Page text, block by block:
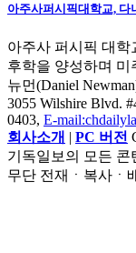
아주사퍼시픽대학교, 다
아주사 퍼시픽 대학
후학을 양성하며 미
뉴먼(Daniel
3055 Wilshire Blvd.
0403, E-
회사소개 | PC 버전
기독일보의 모든 콘
무단 전재ㆍ복사ㆍ